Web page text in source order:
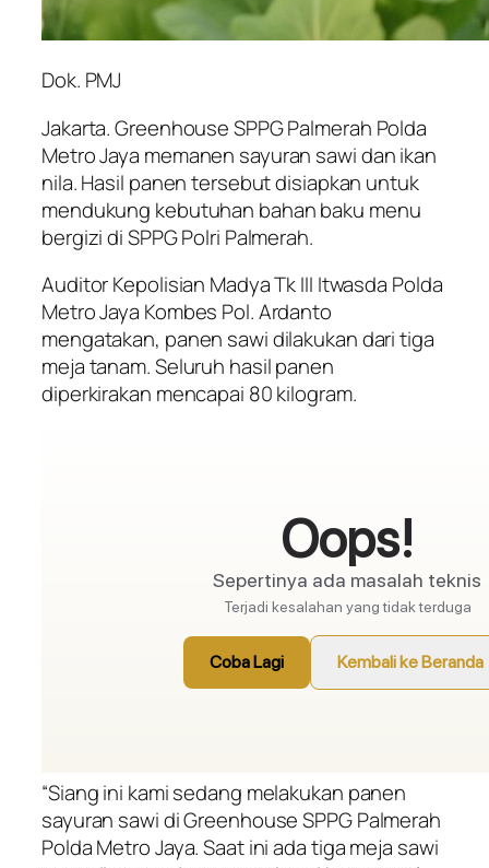
Dok. PMJ
Jakarta. Greenhouse SPPG Palmerah Polda
Metro Jaya memanen sayuran sawi dan ikan
nila. Hasil panen tersebut disiapkan untuk
mendukung kebutuhan bahan baku menu
bergizi di SPPG Polri Palmerah.
Auditor Kepolisian Madya Tk III Itwasda Polda
Metro Jaya Kombes Pol. Ardanto
mengatakan, panen sawi dilakukan dari tiga
meja tanam. Seluruh hasil panen
diperkirakan mencapai 80 kilogram.
“Siang ini kami sedang melakukan panen
sayuran sawi di Greenhouse SPPG Palmerah
Polda Metro Jaya. Saat ini ada tiga meja sawi